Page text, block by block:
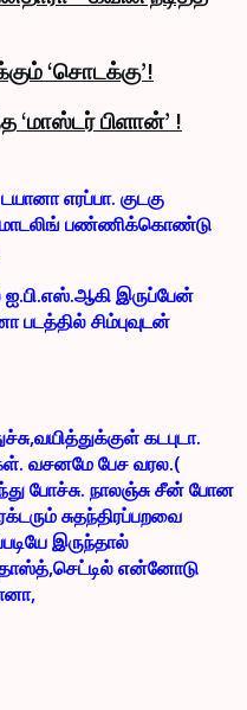
‘சொடக்கு’!
பிளான்’ !
எரப்பா. குடகு
மாடலிங் பண்ணிக்கொண்டு
இருப்பேன்
சிம்புவுடன்
கடபுடா.
வசனமே பேச வரல.(
போச்சு. நாலஞ்சு சீன் போன
சுதந்திரப்பறவை
இருந்தால்
தோஸ்த்,செட்டில் என்னோடு